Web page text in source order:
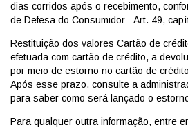
dias corridos após o recebimento,
de Defesa do Consumidor - Art. 49,
Restituição dos valores Cartão de
efetuada com cartão de crédito, a
por meio de estorno no cartão de
Após esse prazo, consulte a
para saber como será lançado o
Para qualquer outra informação, entre